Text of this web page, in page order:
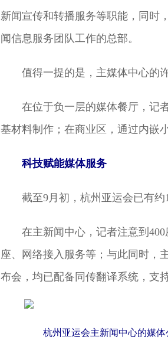
新闻宣传和转播服务等职能，同时
闻信息服务团队工作的总部。
值得一提的是，主媒体中心的
在位于负一层的媒体餐厅，记
基材料制作；在商业区，通过内嵌
科技赋能媒体服务
截至9月初，杭州亚运会已有约
在主新闻中心，记者注意到
座、网络接入服务等；与此同时，
布会，均已配备同传翻译系统，支
杭州亚运会主新闻中心的媒